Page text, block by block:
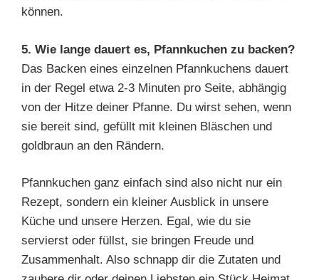
können.
5. Wie lange dauert es, Pfannkuchen zu backen?
Das Backen eines einzelnen Pfannkuchens dauert
in der Regel etwa 2-3 Minuten pro Seite, abhängig
von der Hitze deiner Pfanne. Du wirst sehen, wenn
sie bereit sind, gefüllt mit kleinen Bläschen und
goldbraun an den Rändern.
Pfannkuchen ganz einfach sind also nicht nur ein
Rezept, sondern ein kleiner Ausblick in unsere
Küche und unsere Herzen. Egal, wie du sie
servierst oder füllst, sie bringen Freude und
Zusammenhalt. Also schnapp dir die Zutaten und